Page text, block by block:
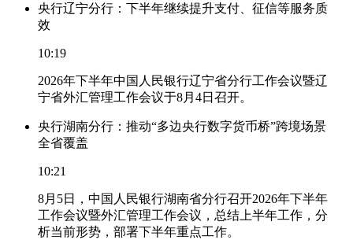
央行辽宁分行：下半年继续提升支付、征信等服务质
效
10:19
2026年下半年中国人民银行辽宁省分行工作会议暨辽
宁省外汇管理工作会议于8月4日召开。
央行湖南分行：推动“多边央行数字货币桥”跨境场景
全省覆盖
10:21
8月5日，中国人民银行湖南省分行召开2026年下半年
工作会议暨外汇管理工作会议，总结上半年工作，分
析当前形势，部署下半年重点工作。